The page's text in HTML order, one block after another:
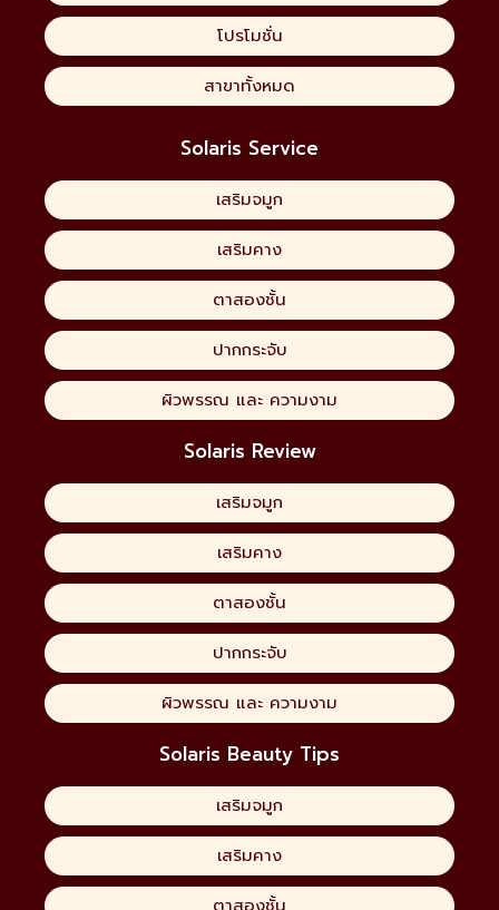
โปรโมชั่น
สาขาทั้งหมด
Solaris Service
เสริมจมูก
เสริมคาง
ตาสองชั้น
ปากกระจับ
ผิวพรรณ และ ความงาม
Solaris Review
เสริมจมูก
เสริมคาง
ตาสองชั้น
ปากกระจับ
ผิวพรรณ และ ความงาม
Solaris Beauty Tips
เสริมจมูก
เสริมคาง